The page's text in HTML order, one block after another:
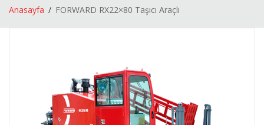
Anasayfa FORWARD RX22×80 Taşıcı Araçlı